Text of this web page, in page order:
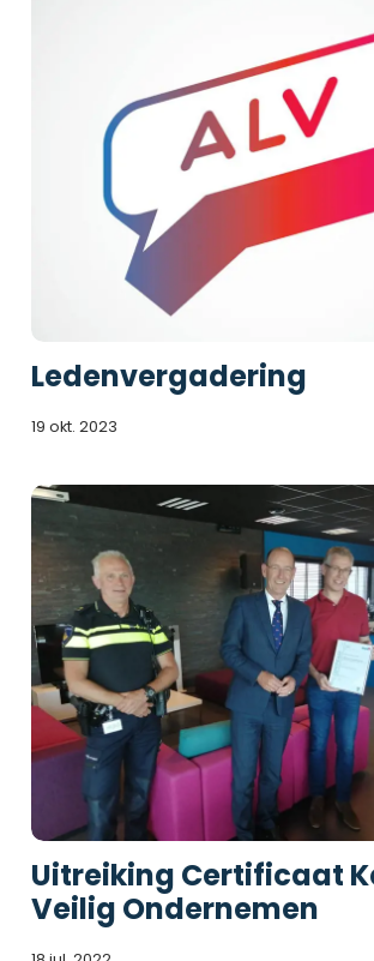
Ledenvergadering
19 okt. 2023
Uitreiking Certificaat
Veilig Ondernemen